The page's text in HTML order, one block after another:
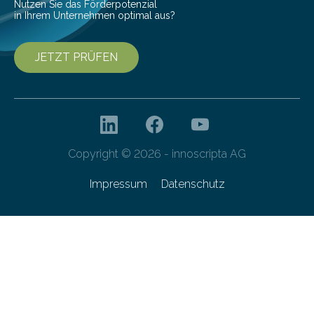
Nutzen Sie das Förderpotenzial
in Ihrem Unternehmen optimal aus?
JETZT PRÜFEN
Copyright © 2026 - innoscripta AG
Impressum Datenschutz